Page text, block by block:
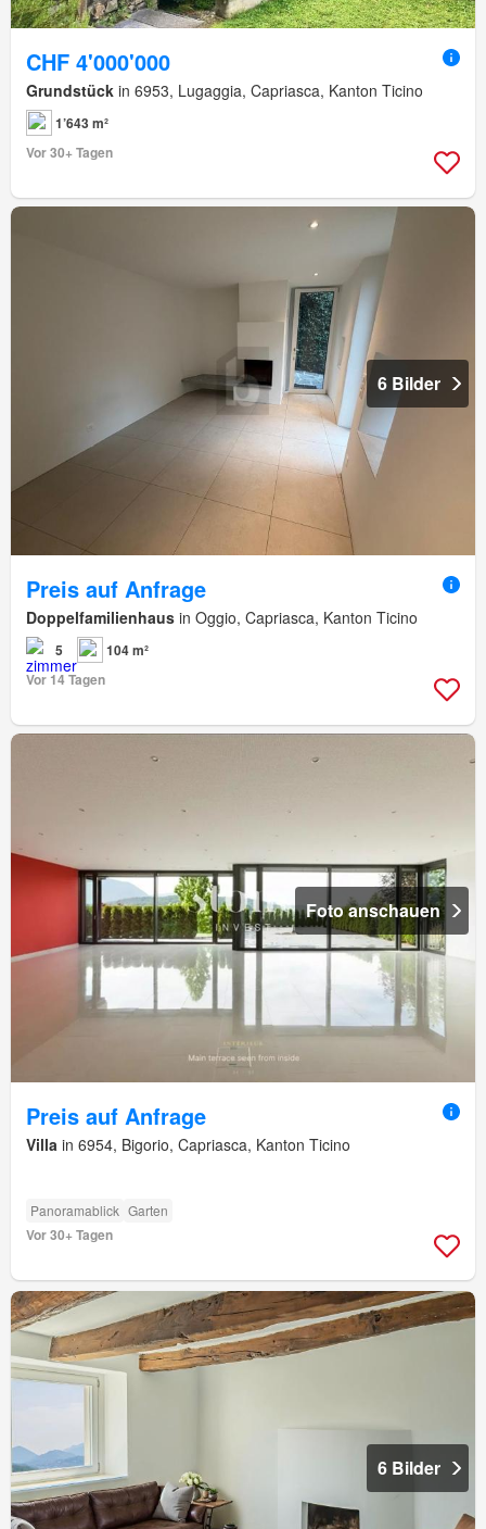
CHF 4'000'000
Grundstück in 6953, Lugaggia, Capriasca, Kanton Ticino
1’643 m²
Vor 30+ Tagen
6 Bilder
Preis auf Anfrage
Doppelfamilienhaus in Oggio, Capriasca, Kanton Ticino
5
104 m²
Vor 14 Tagen
Foto anschauen
Preis auf Anfrage
Villa in 6954, Bigorio, Capriasca, Kanton Ticino
Panoramablick Garten
Vor 30+ Tagen
6 Bilder